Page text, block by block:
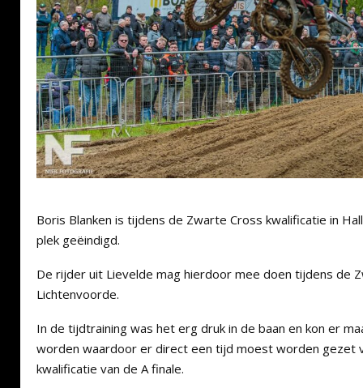
Boris Blanken is tijdens de Zwarte Cross kwalificatie in
plek geëindigd.
De rijder uit Lievelde mag hierdoor mee doen tijdens de
Lichtenvoorde.
In de tijdtraining was het erg druk in de baan en kon er
worden waardoor er direct een tijd moest worden gezet
kwalificatie van de A finale.